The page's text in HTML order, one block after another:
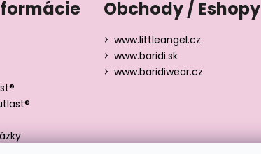
Obchody / Eshopy
www.littleangel.cz
www.baridi.sk
www.baridiwear.cz